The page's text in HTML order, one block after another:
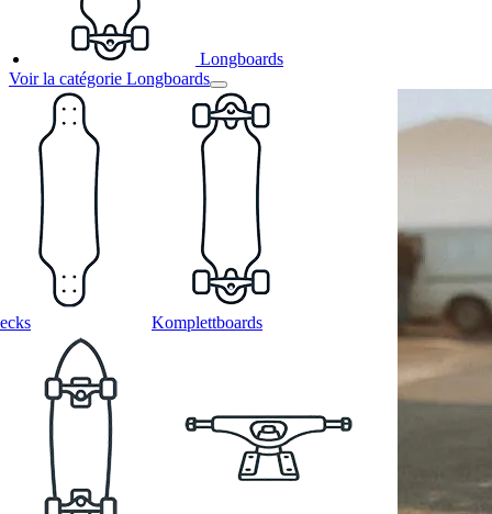
Longboards
Voir la catégorie Longboards
Komplettboards